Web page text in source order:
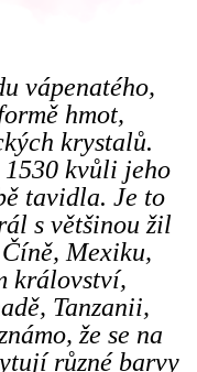
vápenatého,
hmot,
krystalů.
1530 kvůli jeho
tavidla. Je to
s většinou žil
Mexiku,
království,
Tanzanii,
že se na
různé barvy